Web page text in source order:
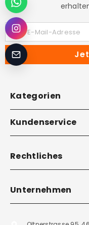
Ihre E-Mail-Adresse
Kategorien
Kundenservice
Rechtliches
Unternehmen